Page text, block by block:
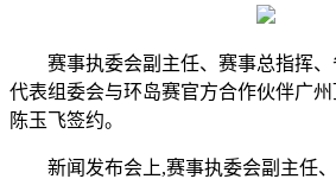
赛事执委会副主任、赛事总指挥、
代表组委会与环岛赛官方合作伙伴广
陈玉飞签约。
新闻发布会上,赛事执委会副主任、